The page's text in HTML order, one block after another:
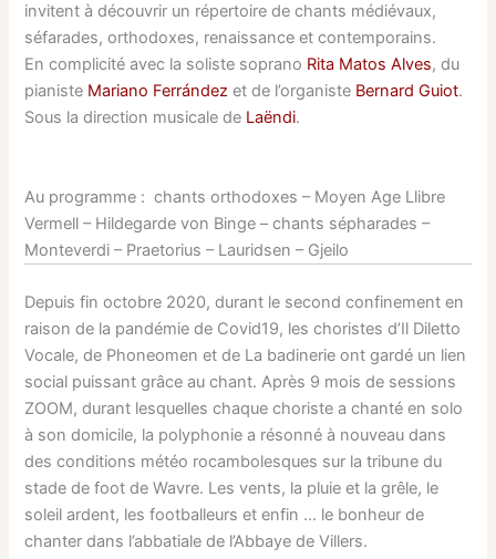
invitent à découvrir un répertoire de chants médiévaux,
séfarades, orthodoxes, renaissance et contemporains.
En complicité avec la soliste soprano Rita Matos Alves, du
pianiste Mariano Ferrández et de l’organiste Bernard Guiot.
Sous la direction musicale de Laëndi.
Au programme : chants orthodoxes – Moyen Age Llibre
Vermell – Hildegarde von Binge – chants sépharades –
Monteverdi – Praetorius – Lauridsen – Gjeilo
Depuis fin octobre 2020, durant le second confinement en
raison de la pandémie de Covid19, les choristes d’Il Diletto
Vocale, de Phoneomen et de La badinerie ont gardé un lien
social puissant grâce au chant. Après 9 mois de sessions
ZOOM, durant lesquelles chaque choriste a chanté en solo
à son domicile, la polyphonie a résonné à nouveau dans
des conditions météo rocambolesques sur la tribune du
stade de foot de Wavre. Les vents, la pluie et la grêle, le
soleil ardent, les footballeurs et enfin … le bonheur de
chanter dans l’abbatiale de l’Abbaye de Villers.